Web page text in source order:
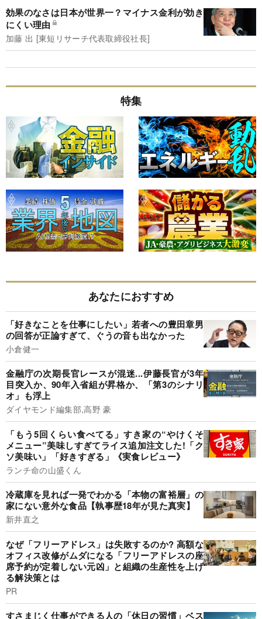
効果のなさは日本が世界一？マイナス金利が効き
にくい理由
加藤 出 [東短リサーチ代表取締役社長]
特集
あなたにおすすめ
「好きなことを仕事にしたい」若者への豊田章男
の回答が正論すぎて、ぐうの音も出なかった
小倉健一
金融庁の次期長官レースが混迷...伊藤長官が3年
目突入か、90年入省組が昇格か、「第3のシナリ
オ」も浮上
ダイヤモンド編集部,高野 豪
「もう5回くらい食べてる」すき家の“やけくそ
メニュー”美味しすぎてライス追加注文した!「ク
ソ美味い」「好きすぎる」《実食レビュー》
ランチ命の山盛くん
冷蔵庫を見れば一発でわかる「本物の富裕層」の
家にない意外な食品【執事歴18年が見た真実】
新井直之
なぜ「フリーアドレス」は失敗するのか? 高額な
オフィス改修がムダになる「フリーアドレスの座
席予約が定着しない元凶」と組織の生産性を上げ
る解決策とは
PR
すさまじく仕事ができる人の「休日の習慣」ベス